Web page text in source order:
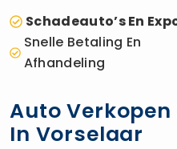
Schadeauto’s En
Snelle Betaling En
Afhandeling
Auto
In Vorselaar